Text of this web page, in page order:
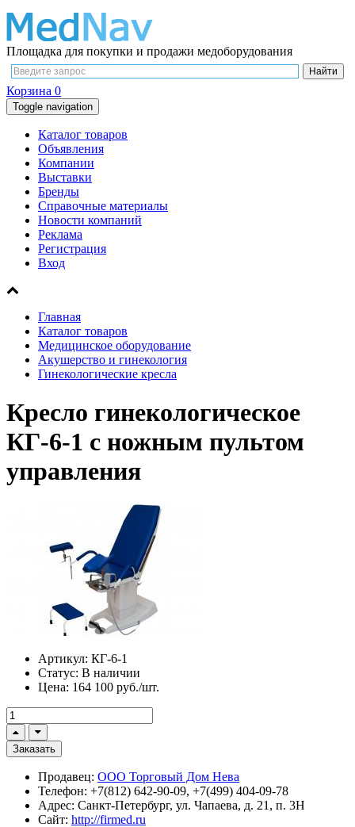
Площадка для покупки и продажи медоборудования
Корзина 0
Toggle navigation
Каталог товаров
Объявления
Компании
Выставки
Бренды
Справочные материалы
Новости компаний
Реклама
Регистрация
Вход
Главная
Каталог товаров
Медицинское оборудование
Акушерство и гинекология
Гинекологические кресла
Кресло гинекологическое
КГ-6-1 с ножным пультом
управления
Артикул: КГ-6-1
Статус: В наличии
Цена: 164 100 руб./шт.
Заказать
Продавец: ООО Торговый Дом Нева
Телефон: +7(812) 642-90-09, +7(499) 404-09-78
Адрес: Санкт-Петербург, ул. Чапаева, д. 21, п. 3Н
Сайт: http://firmed.ru